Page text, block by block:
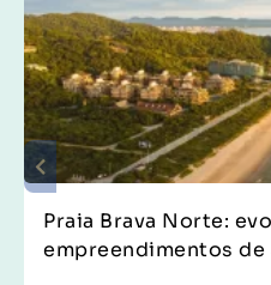
Praia Brava Norte:
empreendimentos